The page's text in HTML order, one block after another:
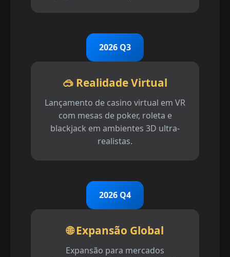
2026 Q3
🥽 Realidade Virtual
Lançamento de casino virtual em VR
com mesas de poker, roleta e
blackjack em ambientes 3D ultra-
realistas.
2026 Q4
🌐 Expansão Global
Expansão para mercados